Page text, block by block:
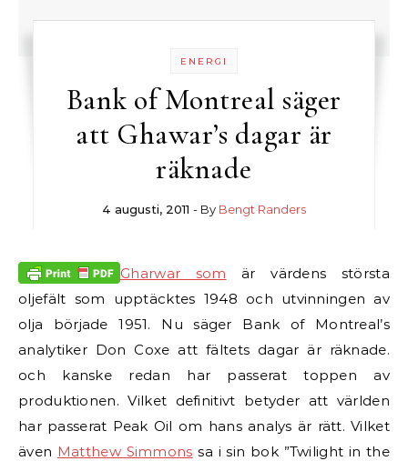
ENERGI
Bank of Montreal säger
att Ghawar’s dagar är
räknade
4 augusti, 2011 - By Bengt Randers
Gharwar som är värdens största
oljefält som upptäcktes 1948 och utvinningen av
olja började 1951. Nu säger Bank of Montreal’s
analytiker Don Coxe att fältets dagar är räknade.
och kanske redan har passerat toppen av
produktionen.Vilket definitivt betyder att världen
har passerat Peak Oil om hans analys är rätt. Vilket
även Matthew Simmons sa i sin bok ”Twilight in the